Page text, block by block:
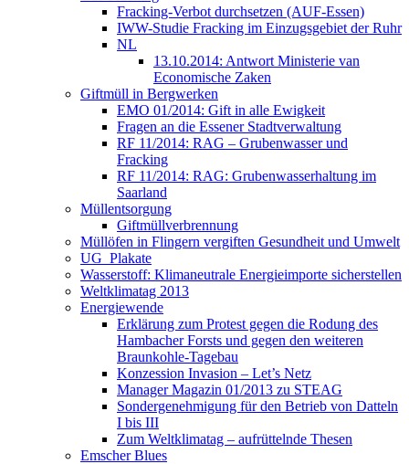
Fracking-Verbot durchsetzen (AUF-Essen)
IWW-Studie Fracking im Einzugsgebiet der Ruhr
NL
13.10.2014: Antwort Ministerie van
Economische Zaken
Giftmüll in Bergwerken
EMO 01/2014: Gift in alle Ewigkeit
Fragen an die Essener Stadtverwaltung
RF 11/2014: RAG – Grubenwasser und
Fracking
RF 11/2014: RAG: Grubenwasserhaltung im
Saarland
Müllentsorgung
Giftmüllverbrennung
Müllöfen in Flingern vergiften Gesundheit und Umwelt
UG_Plakate
Wasserstoff: Klimaneutrale Energieimporte sicherstellen
Weltklimatag 2013
Energiewende
Erklärung zum Protest gegen die Rodung des
Hambacher Forsts und gegen den weiteren
Braunkohle-Tagebau
Konzession Invasion – Let’s Netz
Manager Magazin 01/2013 zu STEAG
Sondergenehmigung für den Betrieb von Datteln
I bis III
Zum Weltklimatag – aufrüttelnde Thesen
Emscher Blues